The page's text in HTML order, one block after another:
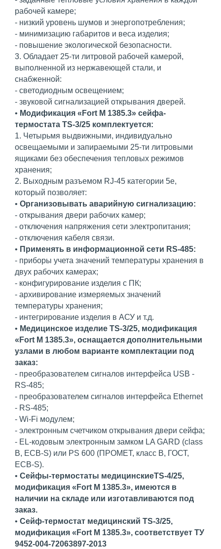
рабочей камере;
- низкий уровень шумов и энергопотребления;
- минимизацию габаритов и веса изделия;
- повышение экологической безопасности.
3. Обладает 25-ти литровой рабочей камерой,
выполненной из нержавеющей стали, и
снабженной:
- светодиодным освещением;
- звуковой сигнализацией открывания дверей.
• Модификация «Fort М 1385.3» сейфа-
термостата TS-3/25 комплектуется:
1. Четырьмя выдвижными, индивидуально
освещаемыми и запираемыми 25-ти литровыми
ящиками без обеспечения тепловых режимов
хранения;
2. Выходным разъемом RJ-45 категории 5е,
который позволяет:
• Организовывать аварийную сигнализацию:
- открывания двери рабочих камер;
- отключения напряжения сети электропитания;
- отключения кабеля связи.
• Применять в информационной сети RS-485:
- приборы учета значений температуры хранения в
двух рабочих камерах;
- конфигурирование изделия с ПК;
- архивирование измеряемых значений
температуры хранения;
- интегрирование изделия в АСУ и т.д.
• Медицинское изделие TS-3/25, модификация
«Fort М 1385.3», оснащается дополнительными
узлами в любом варианте комплектации под
заказ:
- преобразователем сигналов интерфейса USB -
RS-485;
- преобразователем сигналов интерфейса Ethernet
- RS-485;
- Wi-Fi модулем;
- электронным счетчиком открывания двери сейфа;
- EL-кодовым электронным замком LA GARD (class
B, ECB-S) или PS 600 (ПРОМЕТ, класс В, ГОСТ,
ECB-S).
• Сейфы-термостаты медицинскиеTS-4/25,
модификация «Fort М 1385.3», имеются в
наличии на складе или изготавливаются под
заказ.
• Сейф-термостат медицинский TS-3/25,
модификация «Fort М 1385.3», cоответствует ТУ
9452-004-72063897-2013